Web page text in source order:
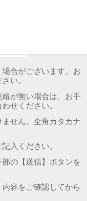
合がございます。お
い。
が無い場合は、お手
せください。
せん。全角カタカナ
入ください。
の【送信】ボタンを
容をご確認してから